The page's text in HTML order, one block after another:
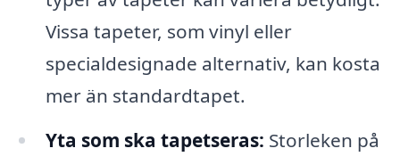
Vissa tapeter, som vinyl eller
specialdesignade alternativ, kan kosta
mer än standardtapet.
Yta som ska tapetseras: Storleken på